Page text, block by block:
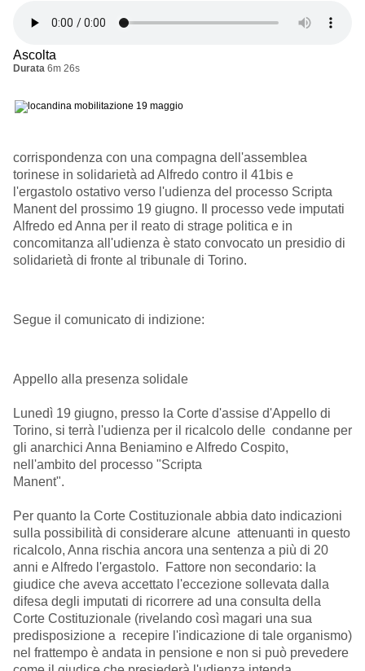
Ascolta
Durata 6m 26s
corrispondenza con una compagna dell'assemblea
torinese in solidarietà ad Alfredo contro il 41bis e
l'ergastolo ostativo verso l'udienza del processo Scripta
Manent del prossimo 19 giugno. Il processo vede imputati
Alfredo ed Anna per il reato di strage politica e in
concomitanza all'udienza è stato convocato un presidio di
solidarietà di fronte al tribunale di Torino.
Segue il comunicato di indizione:
Appello alla presenza solidale
Lunedì 19 giugno, presso la Corte d'assise d'Appello di
Torino, si terrà l'udienza per il ricalcolo delle condanne per
gli anarchici Anna Beniamino e Alfredo Cospito,
nell'ambito del processo "Scripta
Manent".
Per quanto la Corte Costituzionale abbia dato indicazioni
sulla possibilità di considerare alcune attenuanti in questo
ricalcolo, Anna rischia ancora una sentenza a più di 20
anni e Alfredo l'ergastolo. Fattore non secondario: la
giudice che aveva accettato l'eccezione sollevata dalla
difesa degli imputati di ricorrere ad una consulta della
Corte Costituzionale (rivelando così magari una sua
predisposizione a recepire l'indicazione di tale organismo)
nel frattempo è andata in pensione e non si può prevedere